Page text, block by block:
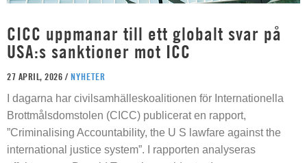
CICC uppmanar till ett globalt svar på
USA:s sanktioner mot ICC
27 APRIL, 2026 / NYHETER
I dagarna har civilsamhälleskoalitionen för Internationella
Brottmålsdomstolen (CICC) publicerat en rapport,
”Criminalising Accountability, the U S lawfare against the
international justice system”. I rapporten analyseras